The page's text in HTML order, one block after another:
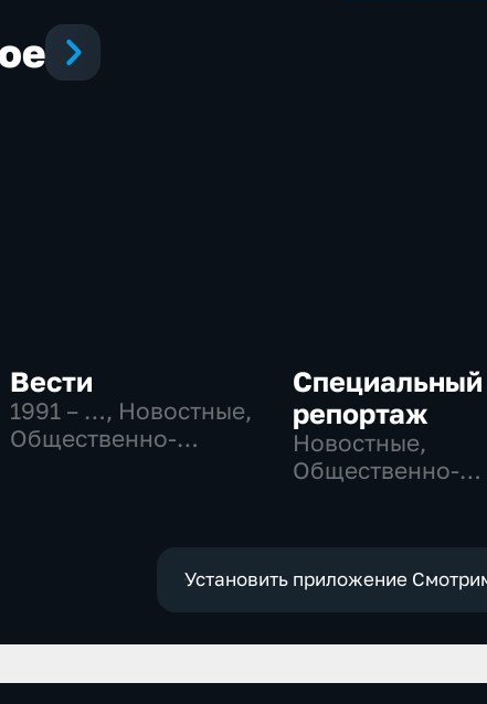
Вести
1991 – …, Новостные,
Общественно-
Специальный
репортаж
Новостные,
Общественно-
Установить приложение